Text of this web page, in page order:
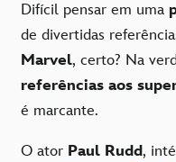
Difícil pensar em uma
de divertidas
Marvel, certo? Na
referências aos
é marcante.
O ator Paul Rudd,